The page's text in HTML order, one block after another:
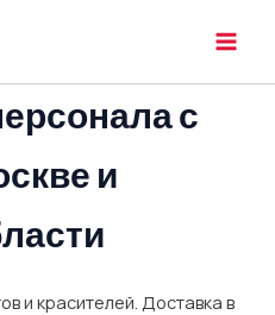
с
и
и красителей. Доставка в